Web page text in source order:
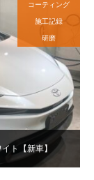
ト【新車】
コーティング
施工記録
研磨